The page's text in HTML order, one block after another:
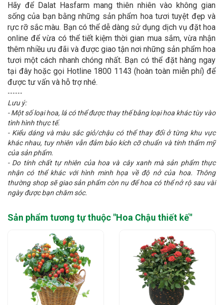
Hãy để Dalat Hasfarm mang thiên nhiên vào không gian
sống của bạn bằng những sản phẩm hoa tươi tuyệt đẹp và
rực rỡ sắc màu. Bạn có thể dễ dàng sử dụng dịch vụ đặt hoa
online để vừa có thể tiết kiệm thời gian mua sắm, vừa nhận
thêm nhiều ưu đãi và được giao tận nơi những sản phẩm hoa
tươi một cách nhanh chóng nhất. Bạn có thể đặt hàng ngay
tại đây hoặc gọi Hotline 1800 1143 (hoàn toàn miễn phí) để
được tư vấn và hỗ trợ nhé.
------
Lưu ý:
- Một số loại hoa, lá có thể được thay thế bằng loại hoa khác tùy vào
tình hình thực tế.
- Kiểu dáng và màu sắc giỏ/chậu có thể thay đổi ở từng khu vực
khác nhau, tuy nhiên vẫn đảm bảo kích cỡ chuẩn và tính thẩm mỹ
của sản phẩm.
- Do tính chất tự nhiên của hoa và cây xanh mà sản phẩm thực
nhận có thể khác với hình minh họa về độ nở của hoa. Thông
thường shop sẽ giao sản phẩm còn nụ để hoa có thể nở rộ sau vài
ngày được bạn chăm sóc.
Sản phẩm tương tự thuộc "Hoa Chậu thiết kế"